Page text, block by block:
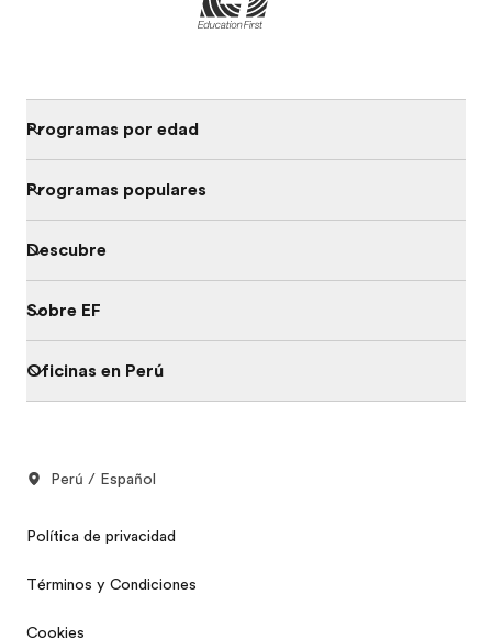
Programas por edad
Programas populares
Descubre
Sobre EF
Oficinas en Perú
Perú / Español
Política de privacidad
Términos y Condiciones
Cookies